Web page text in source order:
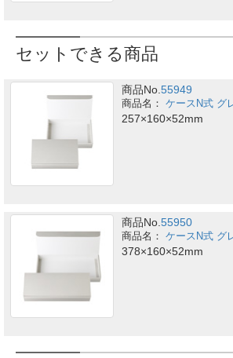
セットできる商品
商品No.55949
ケースN式 グ
257×160×52mm
商品No.55950
ケースN式 グ
378×160×52mm